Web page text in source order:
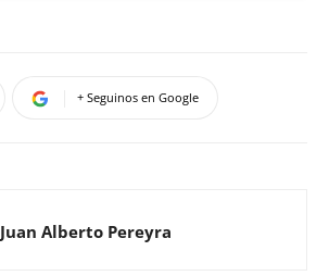
+ Seguinos en Google
Juan Alberto Pereyra